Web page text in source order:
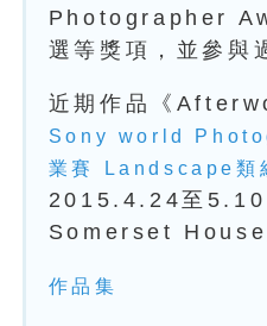
Photographer
選等獎項，並參與
近期作品《
Sony world
業賽 Landscape類
2015.4.24至5.10
Somerset House
作品集